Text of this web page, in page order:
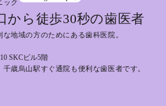
ック
から徒歩30秒の歯医者
地域の方のためにある歯科医院。
SKCビル5階
歳烏山駅すぐ通院も便利な歯医者です。